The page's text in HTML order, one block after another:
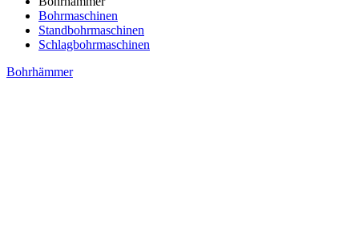
Bohrmaschinen
Standbohrmaschinen
Schlagbohrmaschinen
Bohrhämmer